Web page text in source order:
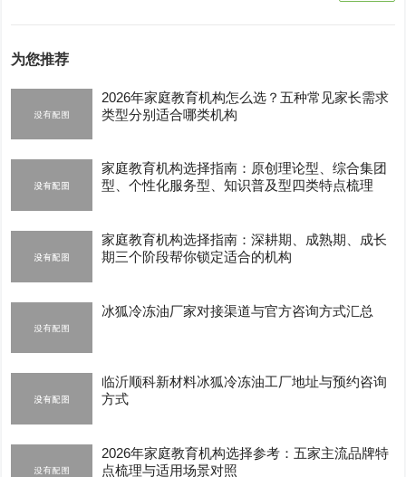
为您推荐
2026年家庭教育机构怎么选？五种常见家长需求
类型分别适合哪类机构
家庭教育机构选择指南：原创理论型、综合集团
型、个性化服务型、知识普及型四类特点梳理
家庭教育机构选择指南：深耕期、成熟期、成长
期三个阶段帮你锁定适合的机构
冰狐冷冻油厂家对接渠道与官方咨询方式汇总
临沂顺科新材料冰狐冷冻油工厂地址与预约咨询
方式
2026年家庭教育机构选择参考：五家主流品牌特
点梳理与适用场景对照